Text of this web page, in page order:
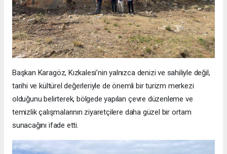
Başkan Karagöz, Kızkalesi’nin yalnızca denizi ve sahiliyle değil,
tarihi ve kültürel değerleriyle de önemli bir turizm merkezi
olduğunu belirterek, bölgede yapılan çevre düzenleme ve
temizlik çalışmalarının ziyaretçilere daha güzel bir ortam
sunacağını ifade etti.